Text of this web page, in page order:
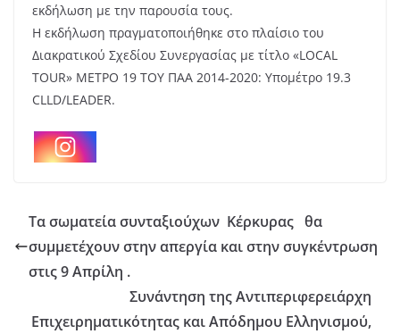
εκδήλωση με την παρουσία τους.
Η εκδήλωση πραγματοποιήθηκε στο πλαίσιο του
Διακρατικού Σχεδίου Συνεργασίας με τίτλο «LOCAL
TOUR» ΜΕΤΡΟ 19 ΤΟΥ ΠΑΑ 2014-2020: Υπομέτρο 19.3
CLLD/LEADER.
Τα σωματεία συνταξιούχων Κέρκυρας θα
συμμετέχουν στην απεργία και στην συγκέντρωση
στις 9 Απρίλη .
Συνάντηση της Αντιπεριφερειάρχη
Επιχειρηματικότητας και Απόδημου Ελληνισμού,